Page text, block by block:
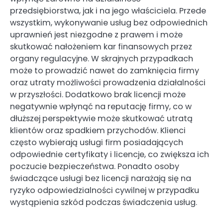
przedsiębiorstwa, jak i na jego właściciela. Przede
wszystkim, wykonywanie usług bez odpowiednich
uprawnień jest niezgodne z prawem i może
skutkować nałożeniem kar finansowych przez
organy regulacyjne. W skrajnych przypadkach
może to prowadzić nawet do zamknięcia firmy
oraz utraty możliwości prowadzenia działalności
w przyszłości. Dodatkowo brak licencji może
negatywnie wpłynąć na reputację firmy, co w
dłuższej perspektywie może skutkować utratą
klientów oraz spadkiem przychodów. Klienci
często wybierają usługi firm posiadających
odpowiednie certyfikaty i licencje, co zwiększa ich
poczucie bezpieczeństwa. Ponadto osoby
świadczące usługi bez licencji narażają się na
ryzyko odpowiedzialności cywilnej w przypadku
wystąpienia szkód podczas świadczenia usług.